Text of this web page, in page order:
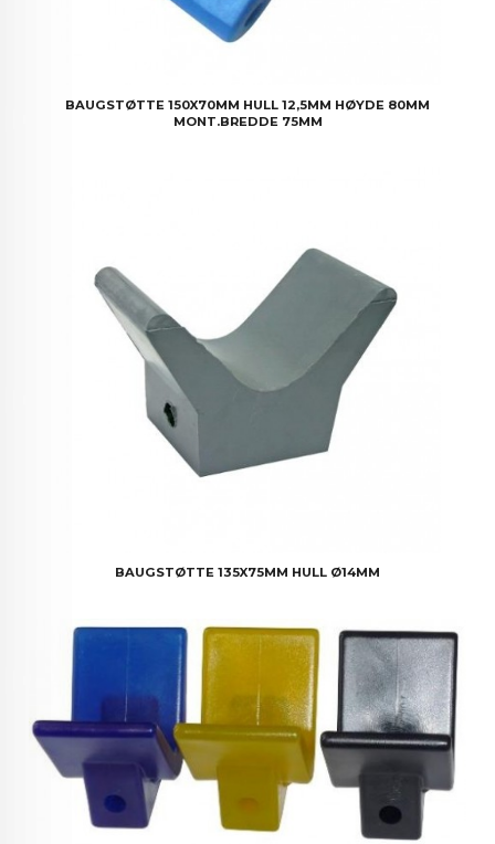
BAUGSTØTTE 150X70MM HULL 12,5MM HØYDE 80MM
MONT.BREDDE 75MM
BAUGSTØTTE 135X75MM HULL Ø14MM